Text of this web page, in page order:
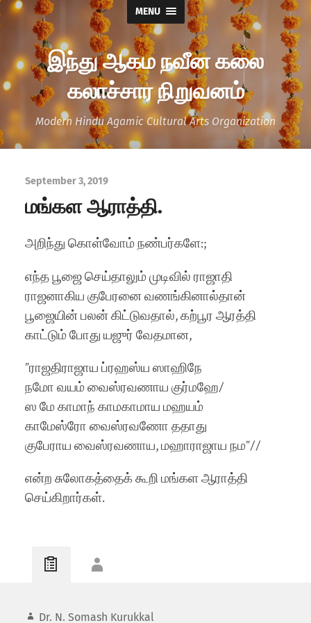
MENU
இந்து ஆகம நவீன கலை
கலாச்சார நிறுவனம்
Modern Hindu Agamic Cultural Arts Organization
September 3, 2019
மங்கள ஆராத்தி.
அறிந்து கொள்வோம் நண்பர்களே:;
எந்த பூஜை செய்தாலும் முடிவில் ராஜாதி
ராஜனாகிய குபேரனை வணங்கினால்தான்
பூஜையின் பலன் கிட்டுவதால், கற்பூர ஆரத்தி
காட்டும் போது யஜுர் வேதமான,
”ராஜதிராஜாய ப்ரஹஸ்ய ஸாஹிநே
நமோ வயம் வைஸ்ரவணாய குர்மஹே/
ஸ மே காமாந் காமகாமாய மஹயம்
காமேஸ்ரோ வைஸ்ரவணோ ததாது
குபேராய வைஸ்ரவணாய, மஹாராஜாய நம”//
என்ற சுலோகத்தைக் கூறி மங்கள ஆராத்தி
செய்கிறார்கள்.
Dr. N. Somash Kurukkal